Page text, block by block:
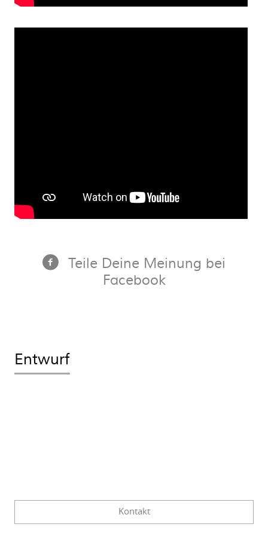
Teile Deine Meinung bei
Facebook
Entwurf
Kontakt